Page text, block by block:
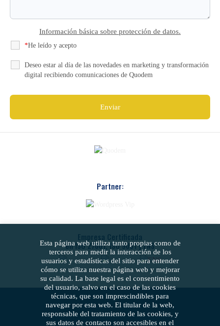
Información básica sobre protección de datos.
He leído y acepto
*
Deseo estar al día de las novedades en marketing y transformación
digital recibiendo comunicaciones de Quodem
Partner:
Empresa Certificada
en ISO 27001, ISO 9001 y ENS
Esta página web utiliza tanto propias como de
terceros para medir la interacción de los
usuarios y estadísticas del sitio para entender
cómo se utiliza nuestra página web y mejorar
su calidad. La base legal es el consentimiento
del usuario, salvo en el caso de las cookies
técnicas, que son imprescindibles para
navegar por esta web. El titular de la web,
responsable del tratamiento de las cookies, y
sus datos de contacto son accesibles en el